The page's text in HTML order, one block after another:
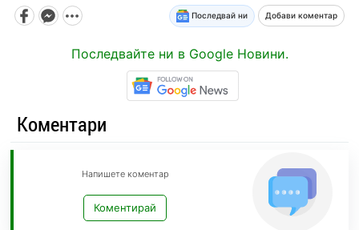
Последвай ни Добави коментар
Последвайте ни в Google Новини.
Коментари
Напишете коментар
Коментирай